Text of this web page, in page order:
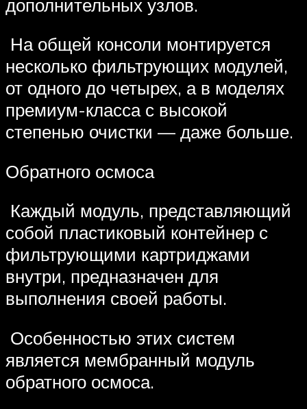
дополнительных узлов.
На общей консоли монтируется
несколько фильтрующих модулей,
от одного до четырех, а в моделях
премиум-класса с высокой
степенью очистки — даже больше.
Обратного осмоса
Каждый модуль, представляющий
собой пластиковый контейнер с
фильтрующими картриджами
внутри, предназначен для
выполнения своей работы.
Особенностью этих систем
является мембранный модуль
обратного осмоса.